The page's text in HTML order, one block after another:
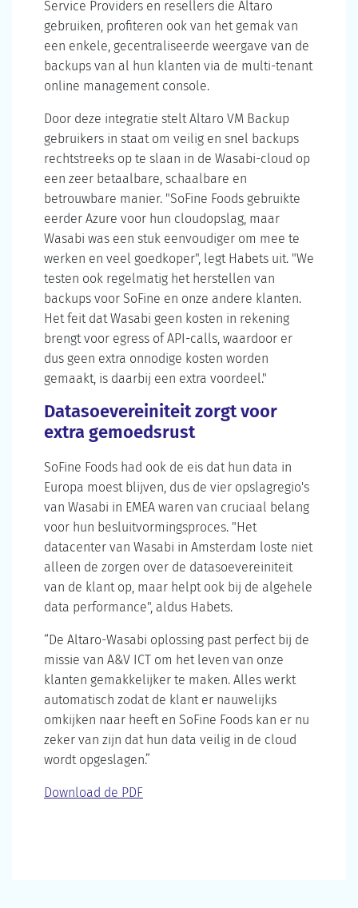
Service Providers en resellers die Altaro
gebruiken, profiteren ook van het gemak van
een enkele, gecentraliseerde weergave van de
backups van al hun klanten via de multi-tenant
online management console.
Door deze integratie stelt Altaro VM Backup
gebruikers in staat om veilig en snel backups
rechtstreeks op te slaan in de Wasabi-cloud op
een zeer betaalbare, schaalbare en
betrouwbare manier. "SoFine Foods gebruikte
eerder Azure voor hun cloudopslag, maar
Wasabi was een stuk eenvoudiger om mee te
werken en veel goedkoper", legt Habets uit. "We
testen ook regelmatig het herstellen van
backups voor SoFine en onze andere klanten.
Het feit dat Wasabi geen kosten in rekening
brengt voor egress of API-calls, waardoor er
dus geen extra onnodige kosten worden
gemaakt, is daarbij een extra voordeel."
Datasoevereiniteit zorgt voor
extra gemoedsrust
SoFine Foods had ook de eis dat hun data in
Europa moest blijven, dus de vier opslagregio's
van Wasabi in EMEA waren van cruciaal belang
voor hun besluitvormingsproces. "Het
datacenter van Wasabi in Amsterdam loste niet
alleen de zorgen over de datasoevereiniteit
van de klant op, maar helpt ook bij de algehele
data performance", aldus Habets.
“De Altaro-Wasabi oplossing past perfect bij de
missie van A&V ICT om het leven van onze
klanten gemakkelijker te maken. Alles werkt
automatisch zodat de klant er nauwelijks
omkijken naar heeft en SoFine Foods kan er nu
zeker van zijn dat hun data veilig in de cloud
wordt opgeslagen.”
Download de PDF